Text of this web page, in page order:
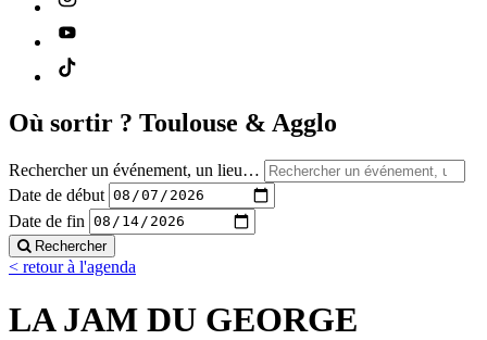
Où sortir ? Toulouse & Agglo
Rechercher un événement, un lieu…
Date de début
Date de fin
Rechercher
< retour à l'agenda
LA JAM DU GEORGE